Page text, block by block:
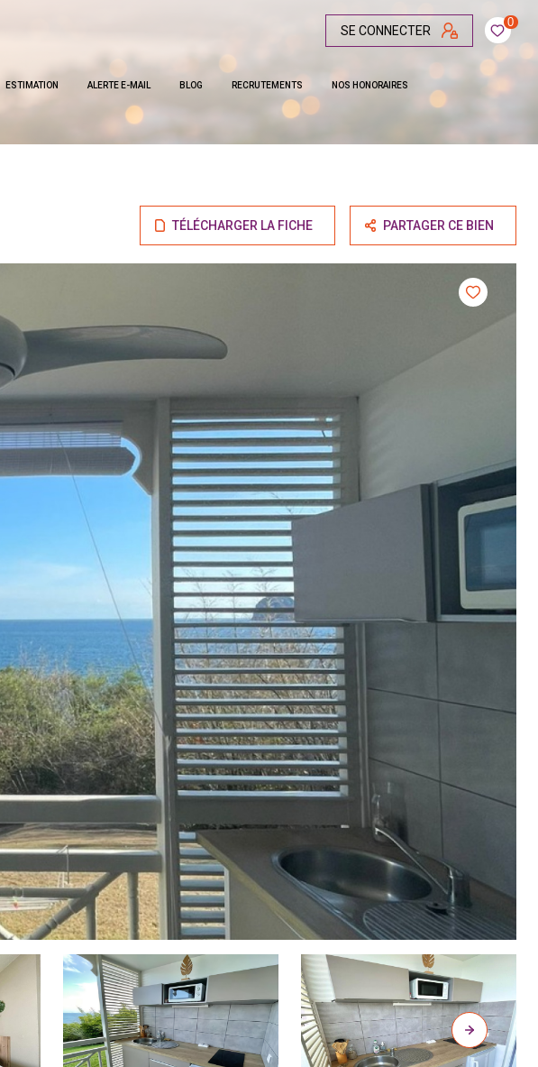
SE CONNECTER
0
ESTIMATION ALERTE E-MAIL BLOG RECRUTEMENTS NOS HONORAIRES
TÉLÉCHARGER LA FICHE PARTAGER CE BIEN